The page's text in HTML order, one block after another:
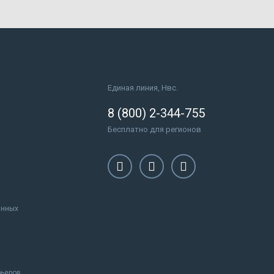
Единая линия, Нвс.
8 (800) 2-344-755
Бесплатно для регионов